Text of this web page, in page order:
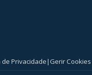
de Privacidade|Gerir Cookies